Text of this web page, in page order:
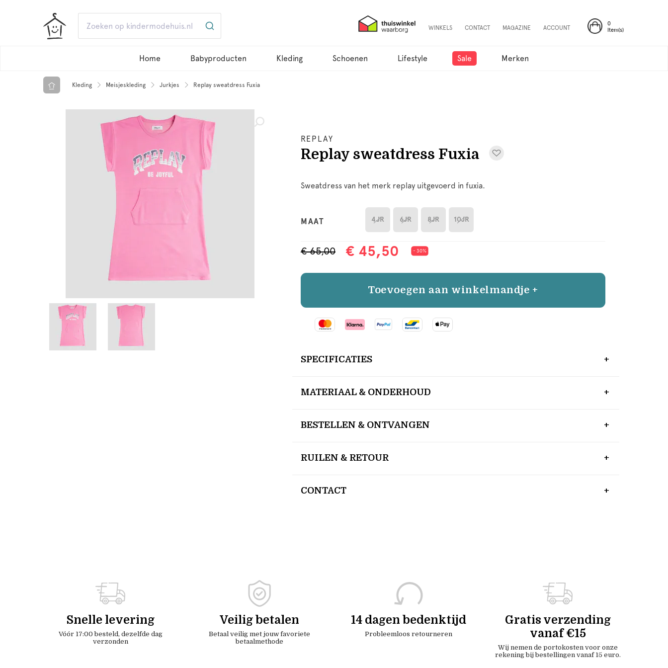
0
Item(s)
WINKELS CONTACT MAGAZINE ACCOUNT
Home Babyproducten Kleding Schoenen Lifestyle Sale Merken
Kleding Meisjeskleding Jurkjes Replay sweatdress Fuxia
REPLAY
Replay sweatdress Fuxia
Sweatdress van het merk replay uitgevoerd in fuxia.
MAAT 4JR 6JR 8JR 10JR
€ 65,00 € 45,50 - 30%
Toevoegen aan winkelmandje +
SPECIFICATIES
MATERIAAL & ONDERHOUD
BESTELLEN & ONTVANGEN
RUILEN & RETOUR
CONTACT
Snelle levering
Vóór 17:00 besteld, dezelfde dag
verzonden
Veilig betalen
Betaal veilig met jouw favoriete
betaalmethode
14 dagen bedenktijd
Probleemloos retourneren
Gratis verzending
vanaf €15
Wij nemen de portokosten voor onze
rekening bij bestellingen vanaf 15 euro.